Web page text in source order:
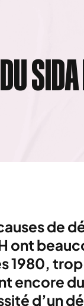
de
ont
1980,
encore
d’un